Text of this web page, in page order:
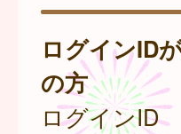
ログインID
の方
ログインID